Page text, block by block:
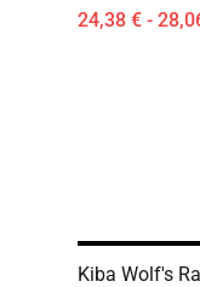
24,38 € -
Kiba Wolf's